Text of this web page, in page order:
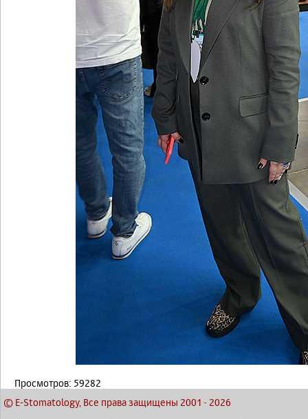
Просмотров: 59282
© E-Stomatology, Все права защищены 2001 - 2026